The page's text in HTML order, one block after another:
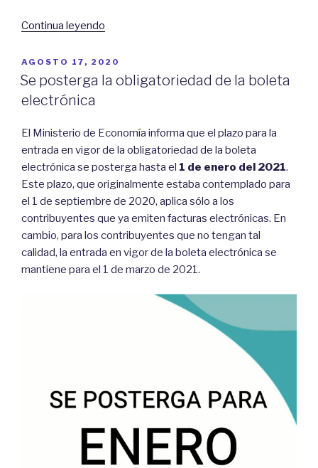
Continua leyendo
año
de
la
boleta
electrónica”
POSTED
ON
AGOSTO 17, 2020
Se posterga la obligatoriedad de la boleta
electrónica
El Ministerio de Economía informa que el plazo para la
entrada en vigor de la obligatoriedad de la boleta
electrónica se posterga hasta el 1 de enero del 2021.
Este plazo, que originalmente estaba contemplado para
el 1 de septiembre de 2020, aplica sólo a los
contribuyentes que ya emiten facturas electrónicas. En
cambio, para los contribuyentes que no tengan tal
calidad, la entrada en vigor de la boleta electrónica se
mantiene para el 1 de marzo de 2021.